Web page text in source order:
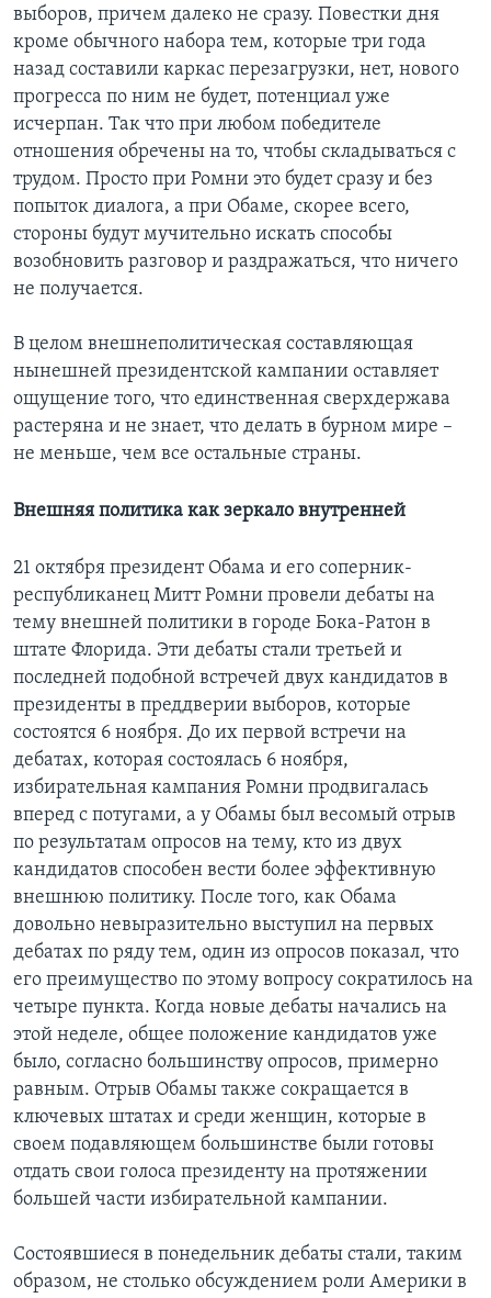
выборов, причем далеко не сразу. Повестки дня
кроме обычного набора тем, которые три года
назад составили каркас перезагрузки, нет, нового
прогресса по ним не будет, потенциал уже
исчерпан. Так что при любом победителе
отношения обречены на то, чтобы складываться с
трудом. Просто при Ромни это будет сразу и без
попыток диалога, а при Обаме, скорее всего,
стороны будут мучительно искать способы
возобновить разговор и раздражаться, что ничего
не получается.
В целом внешнеполитическая составляющая
нынешней президентской кампании оставляет
ощущение того, что единственная сверхдержава
растеряна и не знает, что делать в бурном мире –
не меньше, чем все остальные страны.
Внешняя политика как зеркало внутренней
21 октября президент Обама и его соперник-
республиканец Митт Ромни провели дебаты на
тему внешней политики в городе Бока-Ратон в
штате Флорида. Эти дебаты стали третьей и
последней подобной встречей двух кандидатов в
президенты в преддверии выборов, которые
состоятся 6 ноября. До их первой встречи на
дебатах, которая состоялась 6 ноября,
избирательная кампания Ромни продвигалась
вперед с потугами, а у Обамы был весомый отрыв
по результатам опросов на тему, кто из двух
кандидатов способен вести более эффективную
внешнюю политику. После того, как Обама
довольно невыразительно выступил на первых
дебатах по ряду тем, один из опросов показал, что
его преимущество по этому вопросу сократилось на
четыре пункта. Когда новые дебаты начались на
этой неделе, общее положение кандидатов уже
было, согласно большинству опросов, примерно
равным. Отрыв Обамы также сокращается в
ключевых штатах и среди женщин, которые в
своем подавляющем большинстве были готовы
отдать свои голоса президенту на протяжении
большей части избирательной кампании.
Состоявшиеся в понедельник дебаты стали, таким
образом, не столько обсуждением роли Америки в